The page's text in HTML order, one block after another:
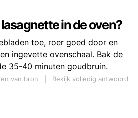
in de oven?
toe, roer goed door en
ingevette ovenschaal. Bak de
35-40 minuten goudbruin.
van bron
Bekijk volledig antwoord